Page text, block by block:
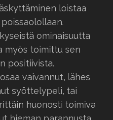
loistaa
ominaisuutta
myös toimittu sen
positiivista.
vaivannut, lähes
syöttelypeli, tai
huonosti toimiva